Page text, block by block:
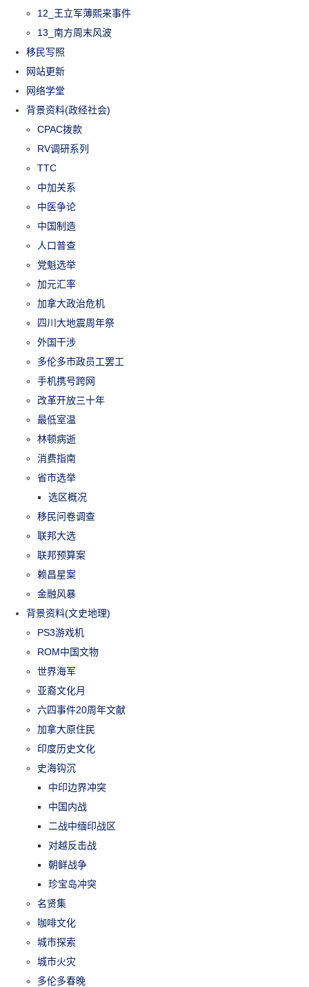
12_王立军薄熙来事件
13_南方周末风波
移民写照
网站更新
网络学堂
背景资料(政经社会)
CPAC拨款
RV调研系列
TTC
中加关系
中医争论
中国制造
人口普查
党魁选举
加元汇率
加拿大政治危机
四川大地震周年祭
外国干涉
多伦多市政员工罢工
手机携号跨网
改革开放三十年
最低室温
林顿病逝
消费指南
省市选举
选区概况
移民问卷调查
联邦大选
联邦预算案
赖昌星案
金融风暴
背景资料(文史地理)
PS3游戏机
ROM中国文物
世界海军
亚裔文化月
六四事件20周年文献
加拿大原住民
印度历史文化
史海钩沉
中印边界冲突
中国内战
二战中缅印战区
对越反击战
朝鲜战争
珍宝岛冲突
名贤集
咖啡文化
城市探索
城市火灾
多伦多春晚